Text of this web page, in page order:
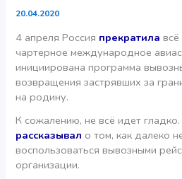
20.04.2020
4 апреля Россия прекратила
чартерное международное
инициирована программа
возвращения застрявших за
на родину.
К сожалению, не всё идет
рассказывал о том, как далеко
воспользоваться вывозными
организации.